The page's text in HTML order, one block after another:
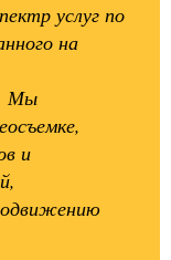
услуг по
на
Мы
и